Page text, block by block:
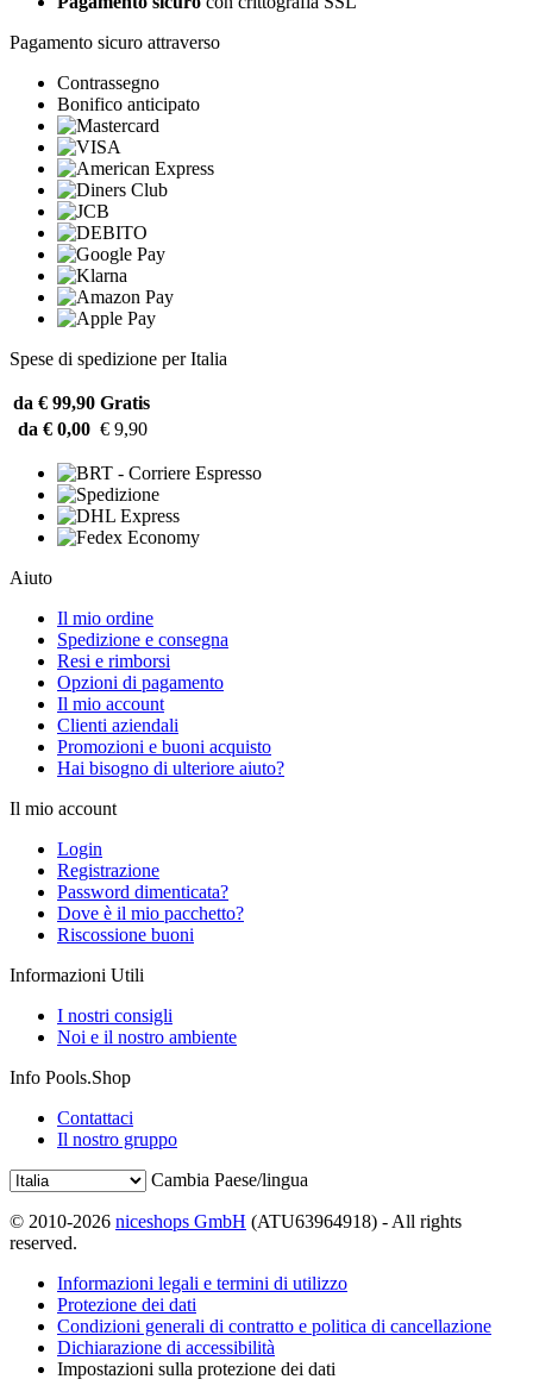
Pagamento sicuro attraverso
Contrassegno
Bonifico anticipato
Spese di spedizione per Italia
da € 99,90 Gratis
da € 0,00 € 9,90
Aiuto
Il mio ordine
Spedizione e consegna
Resi e rimborsi
Opzioni di pagamento
Il mio account
Clienti aziendali
Promozioni e buoni acquisto
Hai bisogno di ulteriore aiuto?
Il mio account
Login
Registrazione
Password dimenticata?
Dove è il mio pacchetto?
Riscossione buoni
Informazioni Utili
I nostri consigli
Noi e il nostro ambiente
Info Pools.Shop
Contattaci
Il nostro gruppo
Cambia Paese/lingua
© 2010-2026 niceshops GmbH (ATU63964918) - All rights
reserved.
Informazioni legali e termini di utilizzo
Protezione dei dati
Condizioni generali di contratto e politica di cancellazione
Dichiarazione di accessibilità
Impostazioni sulla protezione dei dati